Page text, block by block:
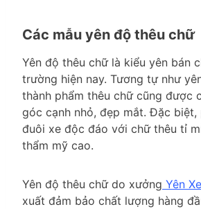
Các mẫu yên độ thêu chữ
Yên độ thêu chữ là kiểu yên bán
trường hiện nay. Tương tự như
thành phẩm thêu chữ cũng được
góc cạnh nhỏ, đẹp mắt. Đặc biệt,
đuôi xe độc đáo với chữ thêu tỉ
thẩm mỹ cao.
Yên độ thêu chữ do xưởng Yên
xuất đảm bảo chất lượng hàng